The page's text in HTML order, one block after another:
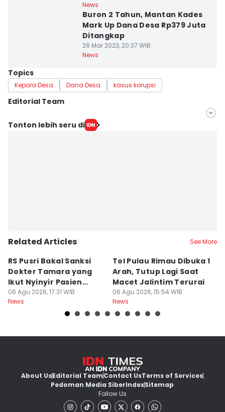
News
Buron 2 Tahun, Mantan Kades
Mark Up Dana Desa Rp379 Juta
Ditangkap
29 Mar 2023, 20:37 WIB
News
Topics
Kepala Desa Dana Desa kasus korupsi
Editorial Team
Editor
Tonton lebih seru di
Related Articles See More
RS Pusri Bakal Sanksi
Dokter Tamara yang
Ikut Nyinyir Pasien
Yurizal
06 Agu 2026, 17:31 WIB
News
Tol Pulau Rimau Dibuka 1
Arah, Tutup Lagi Saat
Macet Jalintim Terurai
06 Agu 2026, 15:54 WIB
News
About UsEditorial TeamContact UsTerms of Services
Pedoman Media SiberIndexSitemap
Follow Us